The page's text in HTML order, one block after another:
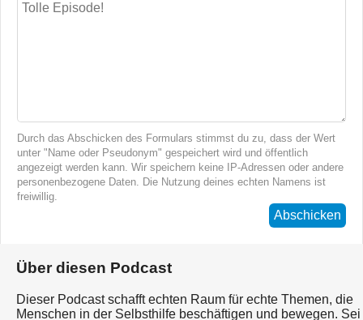
Durch das Abschicken des Formulars stimmst du zu, dass der Wert
unter "Name oder Pseudonym" gespeichert wird und öffentlich
angezeigt werden kann. Wir speichern keine IP-Adressen oder andere
personenbezogene Daten. Die Nutzung deines echten Namens ist
freiwillig.
Abschicken
Über diesen Podcast
Dieser Podcast schafft echten Raum für echte Themen, die
Menschen in der Selbsthilfe beschäftigen und bewegen. Sei